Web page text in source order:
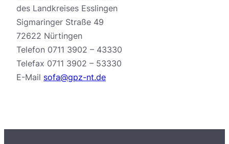
des Landkreises Esslingen
Sigmaringer Straße 49
72622 Nürtingen
Telefon 0711 3902 – 43330
Telefax 0711 3902 – 53330
E-Mail sofa@gpz-nt.de